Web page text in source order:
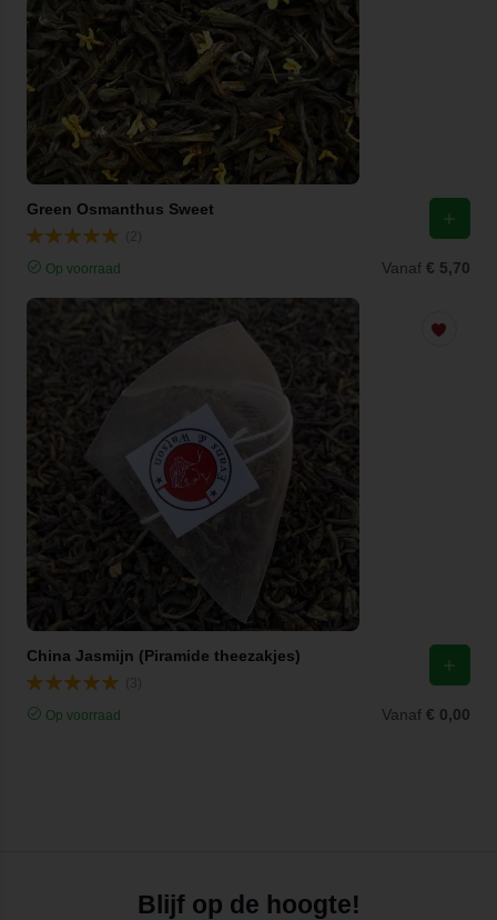
Green Osmanthus Sweet
Op voorraad Vanaf € 5,70
China Jasmijn (Piramide theezakjes)
Op voorraad Vanaf € 0,00
Blijf op de hoogte!